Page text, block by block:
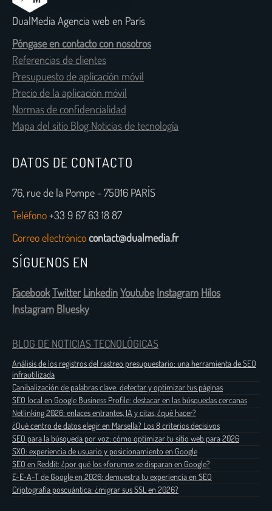
DualMedia Agencia web en París
Póngase en contacto con nosotros
Referencias de clientes
Presupuesto de aplicación móvil
Precio de la aplicación móvil
Normas de confidencialidad
Mapa del sitio Blog Noticias de tecnología
DATOS DE CONTACTO
76, rue de la Pompe - 75016 PARÍS
Teléfono+33 9 67 63 18 87
Correo electrónicocontact@dualmedia.fr
SÍGUENOS EN
FacebookTwitter LinkedinYoutube Instagram Hilos
Instagram Bluesky
BLOG DE NOTICIAS TECNOLÓGICAS
Análisis de los registros del rastreo presupuestario: una herramienta de SEO
infrautilizada
Canibalización de palabras clave: detectar y optimizar tus páginas
SEO local en Google Business Profile: destacar en las búsquedas cercanas
Netlinking 2026: enlaces entrantes, IA y citas, ¿qué hacer?
¿Qué centro de datos elegir en Marsella? Los 8 criterios decisivos
SEO para la búsqueda por voz: cómo optimizar tu sitio web para 2026
SXO: experiencia de usuario y posicionamiento en Google
SEO en Reddit: ¿por qué los «forums» se disparan en Google?
E-E-A-T de Google en 2026: demuestra tu experiencia en SEO
Criptografía poscuántica: ¿migrar sus SSL en 2026?